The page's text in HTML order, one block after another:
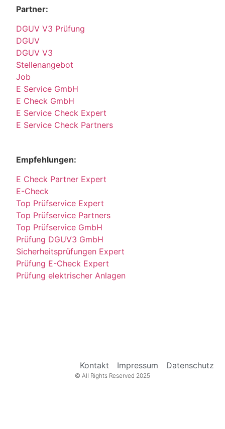
Partner:
DGUV V3 Prüfung
DGUV
DGUV V3
Stellenangebot
Job
E Service GmbH
E Check GmbH
E Service Check Expert
E Service Check Partners
Empfehlungen:
E Check Partner Expert
E-Check
Top Prüfservice Expert
Top Prüfservice Partners
Top Prüfservice GmbH
Prüfung DGUV3 GmbH
Sicherheitsprüfungen Expert
Prüfung E-Check Expert
Prüfung elektrischer Anlagen
Kontakt Impressum Datenschutz
© All Rights Reserved 2025